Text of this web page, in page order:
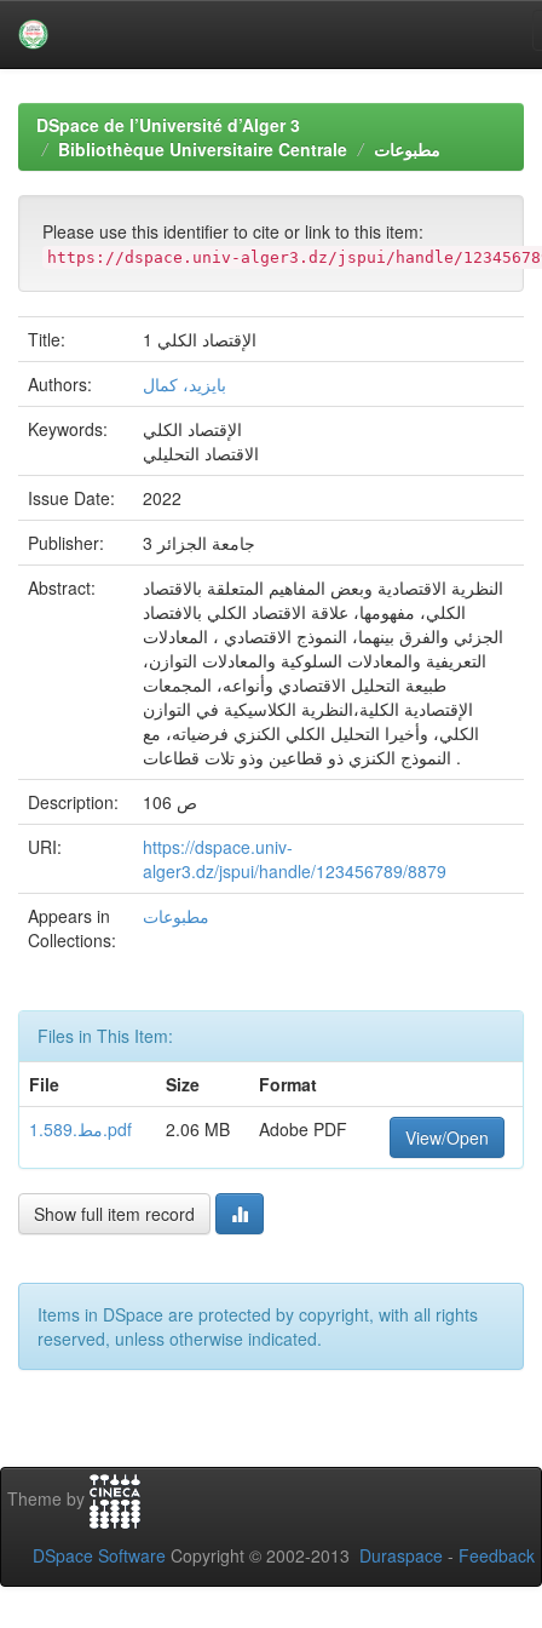
navigationDSpace de l’Université d’Alger 3
Bibliothèque Universitaire Centrale
مطبوعات
Please use this identifier to cite or link to this item:
https://dspace.univ-alger3.dz/jspui/handle/
Title:
الإقتصاد الكلي 1
Authors:
بايزيد، كمال
Keywords:
الإقتصاد الكلي
الاقتصاد التحليلي
Issue Date:
2022
Publisher:
جامعة الجزائر 3
Abstract:
النظرية الاقتصادية وبعض المفاهيم المتعلقة بالاقتصاد
الكلي، مفهومها، علاقة الاقتصاد الكلي بالافتصاد
الجزئي والفرق بينهما، النموذج الاقتصادي ، المعادلات
التعريفية والمعادلات السلوكية والمعادلات التوازن،
طبيعة التحليل الاقتصادي وأنواعه، المجمعات
الإقتصادية الكلية،النظرية الكلاسيكية في التوازن
الكلي، وأخيرا التحليل الكلي الكنزي فرضياته، مع
النموذج الكنزي ذو قطاعين وذو تلات قطاعات .
Description:
106 ص
URI:
https://dspace.univ-
alger3.dz/jspui/handle/123456789/8879
Appears in
Collections:
مطبوعات
Files in This Item:
File
Size
Format
مط.1.589.pdf
2.06 MB Adobe PDF View/Open
Show full item record
Items in DSpace are protected by copyright, with all rights
reserved, unless otherwise indicated.
Theme by
DSpace Software Copyright © 2002-2013 Duraspace - Feedback